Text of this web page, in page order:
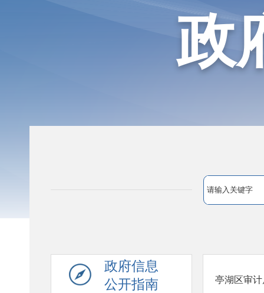
政
政府信息
公开指南
亭湖区审